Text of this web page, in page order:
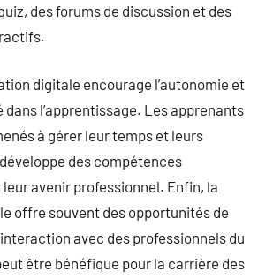
des forums de discussion et des
digitale encourage l’autonomie et
l’apprentissage. Les apprenants
à gérer leur temps et leurs
des compétences
avenir professionnel. Enfin, la
offre souvent des opportunités de
avec des professionnels du
être bénéfique pour la carrière des